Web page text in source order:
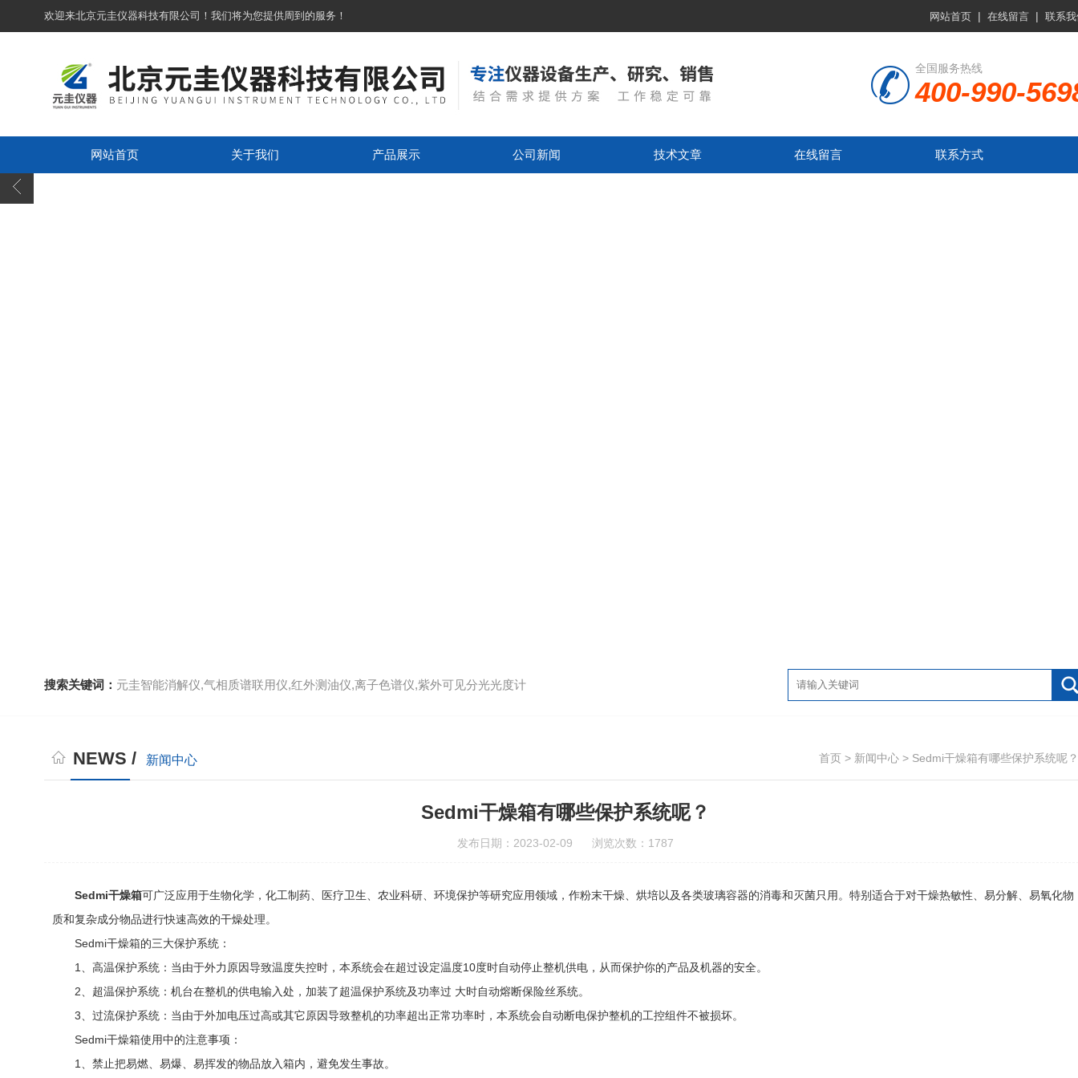
欢迎来北京元圭仪器科技有限公司！我们将为您提供周到的服务！ 网站首页 | 在线留言 | 联系
全国服务热线
400-990-
网站首页 关于我们 产品展示 公司新闻 技术文章 在线留言 联系方式
搜索关键词： 元圭智能消解仪,气相质谱联用仪,红外测油仪,离子色谱仪,紫外可见分光光度计
NEWS / 新闻中心 首页 > 新闻中心 > Sedmi干燥箱有哪些保护系统呢？
Sedmi干燥箱有哪些保护系统呢？
发布日期：2023-02-09 浏览次数：1787
Sedmi干燥箱可广泛应用于生物化学，化工制药、医疗卫生、农业科研、环境保护等研究应用领域，作粉末干燥、烘培以及各类玻璃容器的消毒和灭菌只用。特别适合于对干燥热敏性、易分解、易氧化物
质和复杂成分物品进行快速高效的干燥处理。
Sedmi干燥箱的三大保护系统：
1、高温保护系统：当由于外力原因导致温度失控时，本系统会在超过设定温度10度时自动停止整机供电，从而保护你的产品及机器的安全。
2、超温保护系统：机台在整机的供电输入处，加装了超温保护系统及功率过 大时自动熔断保险丝系统。
3、过流保护系统：当由于外加电压过高或其它原因导致整机的功率超出正常功率时，本系统会自动断电保护整机的工控组件不被损坏。
Sedmi干燥箱使用中的注意事项：
1、禁止把易燃、易爆、易挥发的物品放入箱内，避免发生事故。